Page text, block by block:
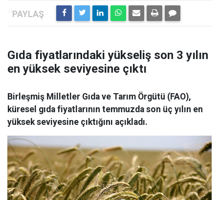
Gıda fiyatlarındaki yükseliş son 3 yılın
en yüksek seviyesine çıktı
Birleşmiş Milletler Gıda ve Tarım Örgütü (FAO),
küresel gıda fiyatlarının temmuzda son üç yılın en
yüksek seviyesine çıktığını açıkladı.